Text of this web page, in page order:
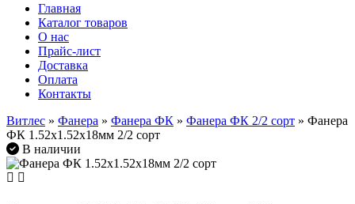
Главная
Каталог товаров
О нас
Прайс-лист
Доставка
Оплата
Контакты
Витлес » Фанера » Фанера ФК » Фанера ФК 2/2 сорт » Фанера
ФК 1.52х1.52х18мм 2/2 сорт
В наличии